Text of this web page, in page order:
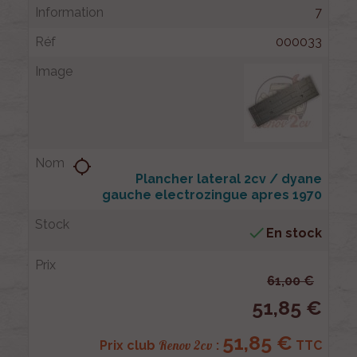
7
000033
Plancher lateral 2cv / dyane
gauche electrozingue apres 1970
location_searching
 En stock
61,00 €
51,85 €
Prix club Renov 2cv : 51,85 € TTC